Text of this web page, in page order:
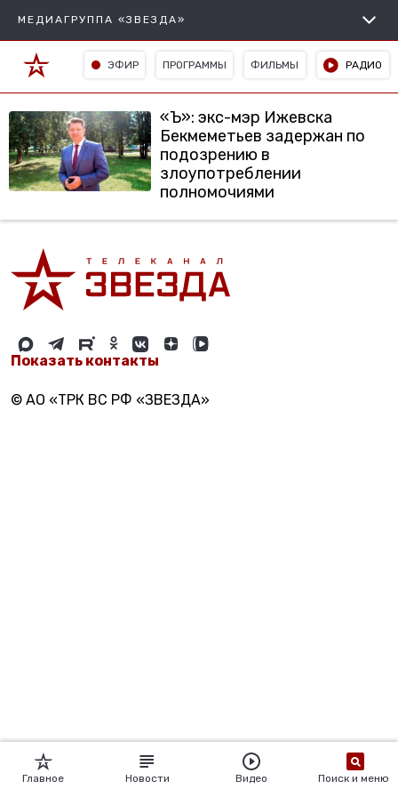
МЕДИАГРУППА «ЗВЕЗДА»
ЭФИР ПРОГРАММЫ ФИЛЬМЫ РАДИО
«Ъ»: экс-мэр Ижевска
Бекмеметьев задержан по
подозрению в
злоупотреблении
полномочиями
Показать контакты
© АО «ТРК ВС РФ «ЗВЕЗДА»
Главное Новости Видео Поиск и меню